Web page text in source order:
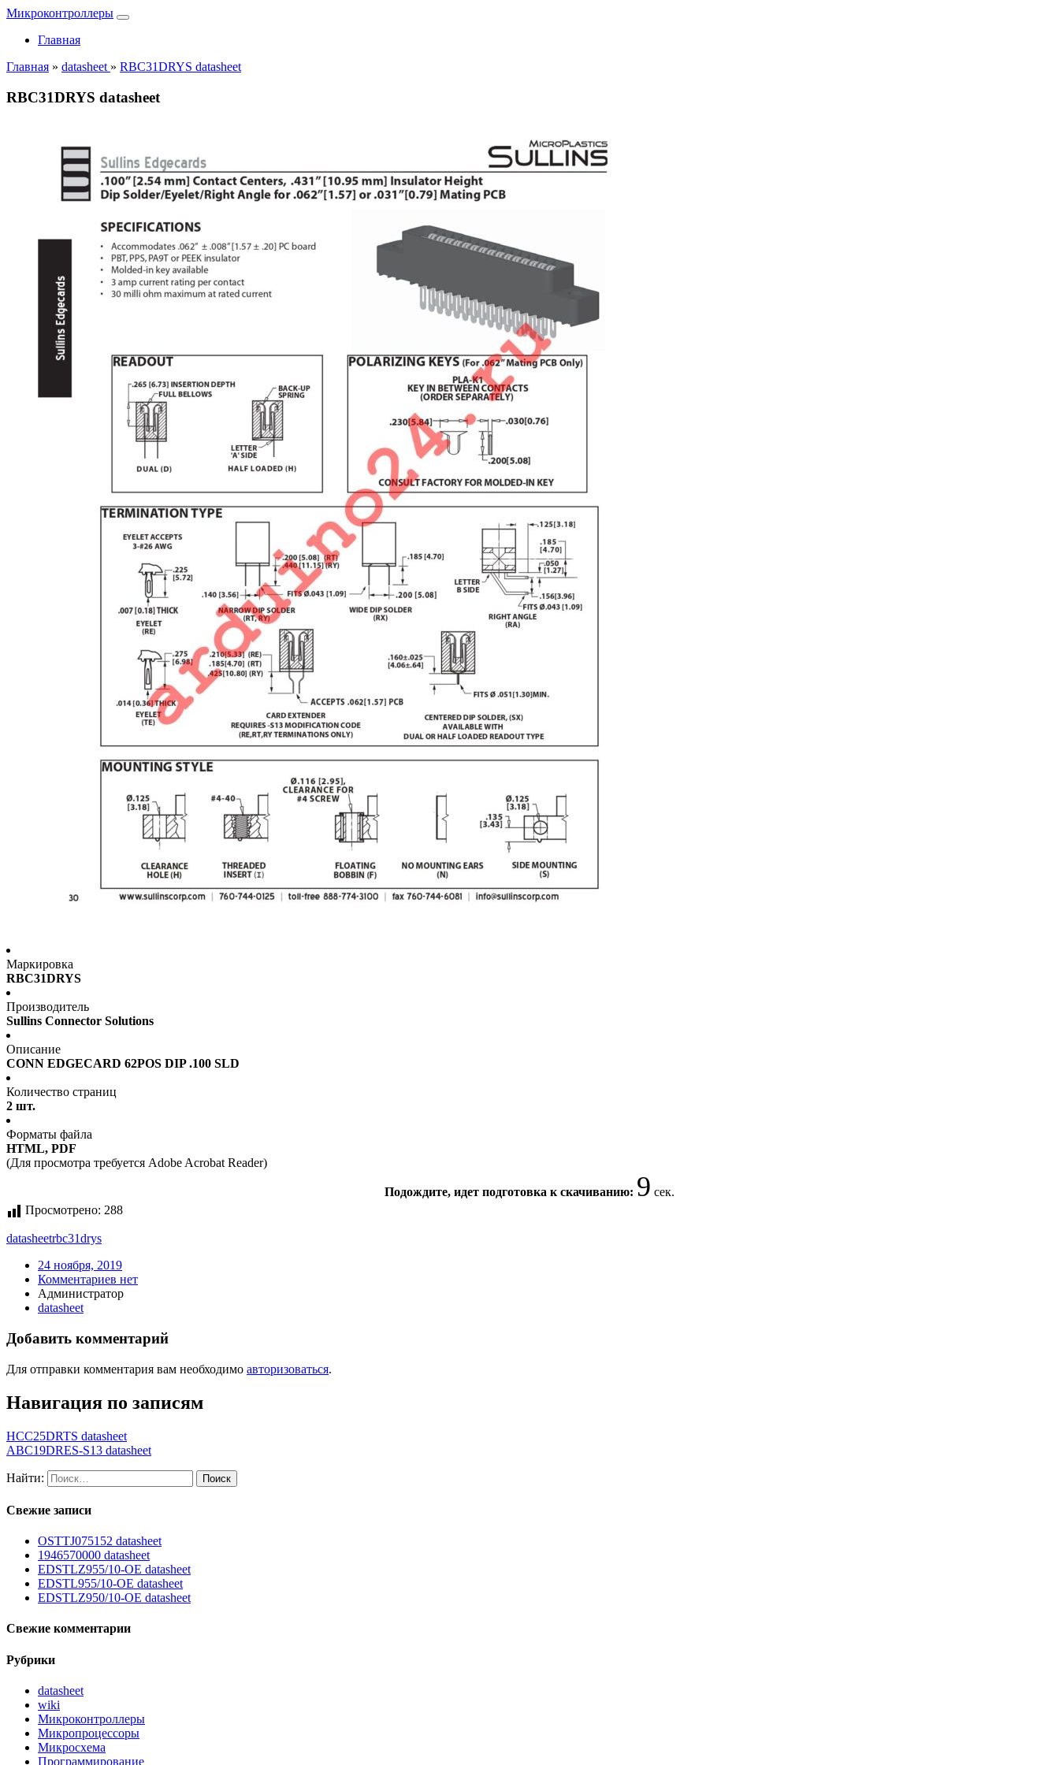
Микроконтроллеры
Главная
Главная » datasheet » RBC31DRYS datasheet
RBC31DRYS datasheet
Маркировка
RBC31DRYS
Производитель
Sullins Connector Solutions
Описание
CONN EDGECARD 62POS DIP .100 SLD
Количество страниц
2 шт.
Форматы файла
HTML, PDF
(Для просмотра требуется Adobe Acrobat Reader)
Подождите, идет подготовка к скачиванию: 9 сек.
Просмотрено: 288
datasheetrbc31drys
24 ноября, 2019
Комментариев нет
Администратор
datasheet
Добавить комментарий
Для отправки комментария вам необходимо авторизоваться.
Навигация по записям
HCC25DRTS datasheet
ABC19DRES-S13 datasheet
Найти:
Свежие записи
OSTTJ075152 datasheet
1946570000 datasheet
EDSTLZ955/10-OE datasheet
EDSTL955/10-OE datasheet
EDSTLZ950/10-OE datasheet
Свежие комментарии
Рубрики
datasheet
wiki
Микроконтроллеры
Микропроцессоры
Микросхема
Программирование